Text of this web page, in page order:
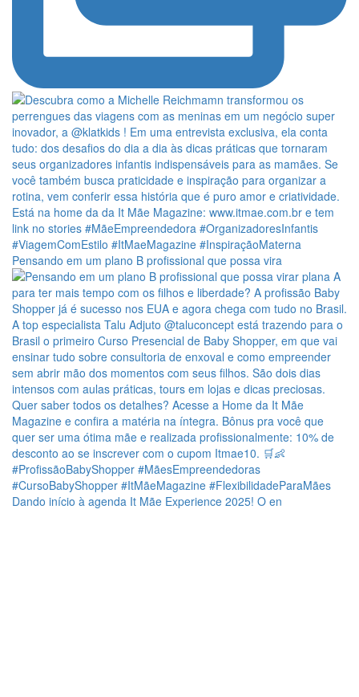
Pensando em um plano B profissional que possa vira
Dando início à agenda It Mãe Experience 2025! O en